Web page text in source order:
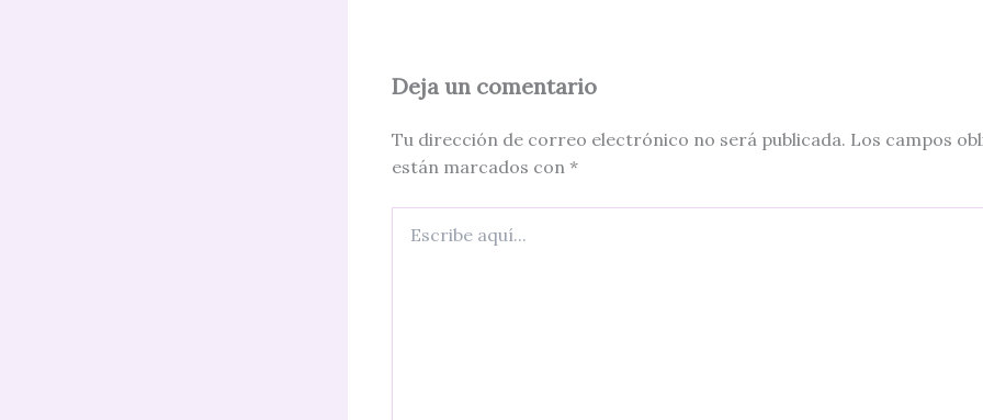
Deja un comentario
Tu dirección de correo electrónico no será publicada. Los campos
están marcados con *
aquí...